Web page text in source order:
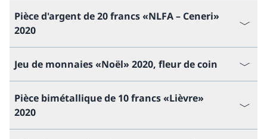
Pièce d'argent de 20 francs «NLFA – Ceneri»
2020
Jeu de monnaies «Noël» 2020, fleur de coin
Pièce bimétallique de 10 francs «Lièvre»
2020